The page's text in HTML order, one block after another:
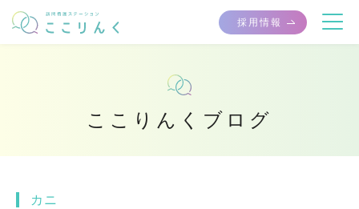
採用情報
ここりんくブログ
カニ